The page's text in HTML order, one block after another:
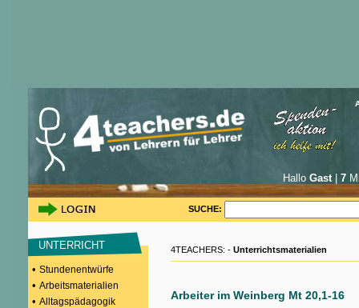
Hallo Gast| 7
SUCHE:
UNTERRICHT
• Stundenentwürfe
• Arbeitsmaterialien
• Alltagspädagogik
4TEACHERS: - Unterrichtsmaterialien
Arbeiter im Weinberg Mt 20,1-16